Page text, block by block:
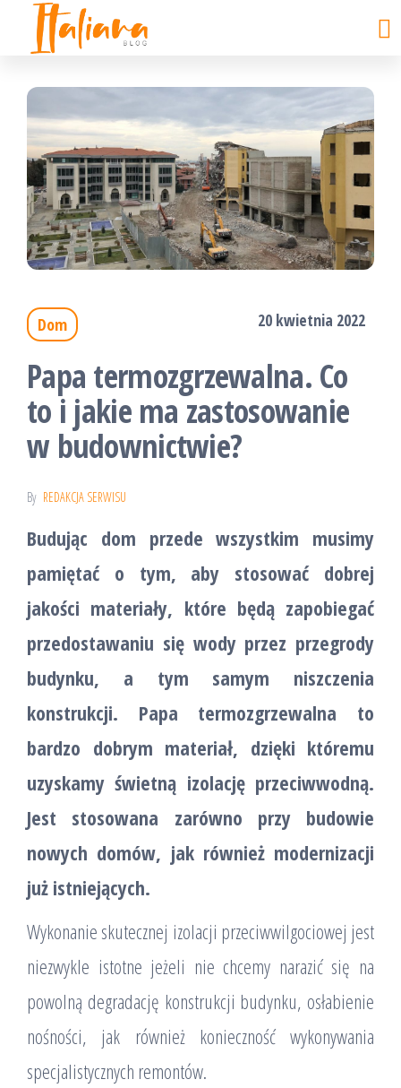
content
Dom 20 kwietnia 2022
Papa termozgrzewalna. Co
to i jakie ma zastosowanie
w budownictwie?
By REDAKCJA SERWISU
Budując dom przede wszystkim musimy
pamiętać o tym, aby stosować dobrej
jakości materiały, które będą zapobiegać
przedostawaniu się wody przez przegrody
budynku, a tym samym niszczenia
konstrukcji. Papa termozgrzewalna to
bardzo dobrym materiał, dzięki któremu
uzyskamy świetną izolację przeciwwodną.
Jest stosowana zarówno przy budowie
nowych domów, jak również modernizacji
już istniejących.
Wykonanie skutecznej izolacji przeciwwilgociowej jest
niezwykle istotne jeżeli nie chcemy narazić się na
powolną degradację konstrukcji budynku, osłabienie
nośności, jak również konieczność wykonywania
specjalistycznych remontów.